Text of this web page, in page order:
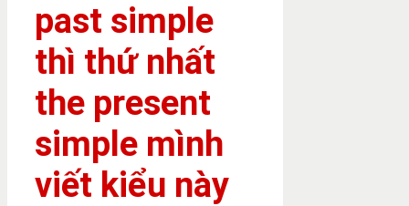
past simple
thì thứ nhất
the present
simple mình
viết kiểu này